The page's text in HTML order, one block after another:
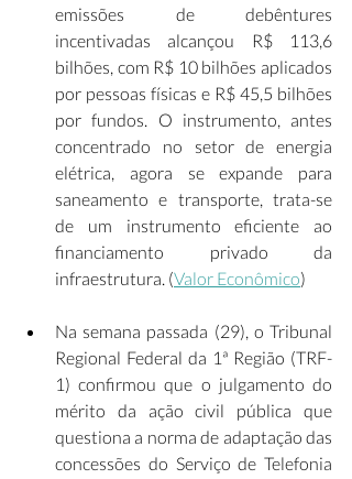
emissões de debêntures
incentivadas alcançou R$ 113,6
bilhões, com R$ 10 bilhões aplicados
por pessoas físicas e R$ 45,5 bilhões
por fundos. O instrumento, antes
concentrado no setor de energia
elétrica, agora se expande para
saneamento e transporte, trata-se
de um instrumento eficiente ao
financiamento privado da
infraestrutura. (Valor Econômico)
Na semana passada (29), o Tribunal
Regional Federal da 1ª Região (TRF-
1) confirmou que o julgamento do
mérito da ação civil pública que
questiona a norma de adaptação das
concessões do Serviço de Telefonia